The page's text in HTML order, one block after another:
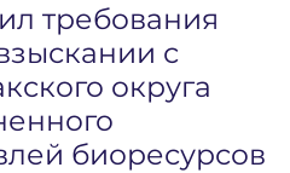
требования
с
округа
биоресурсов